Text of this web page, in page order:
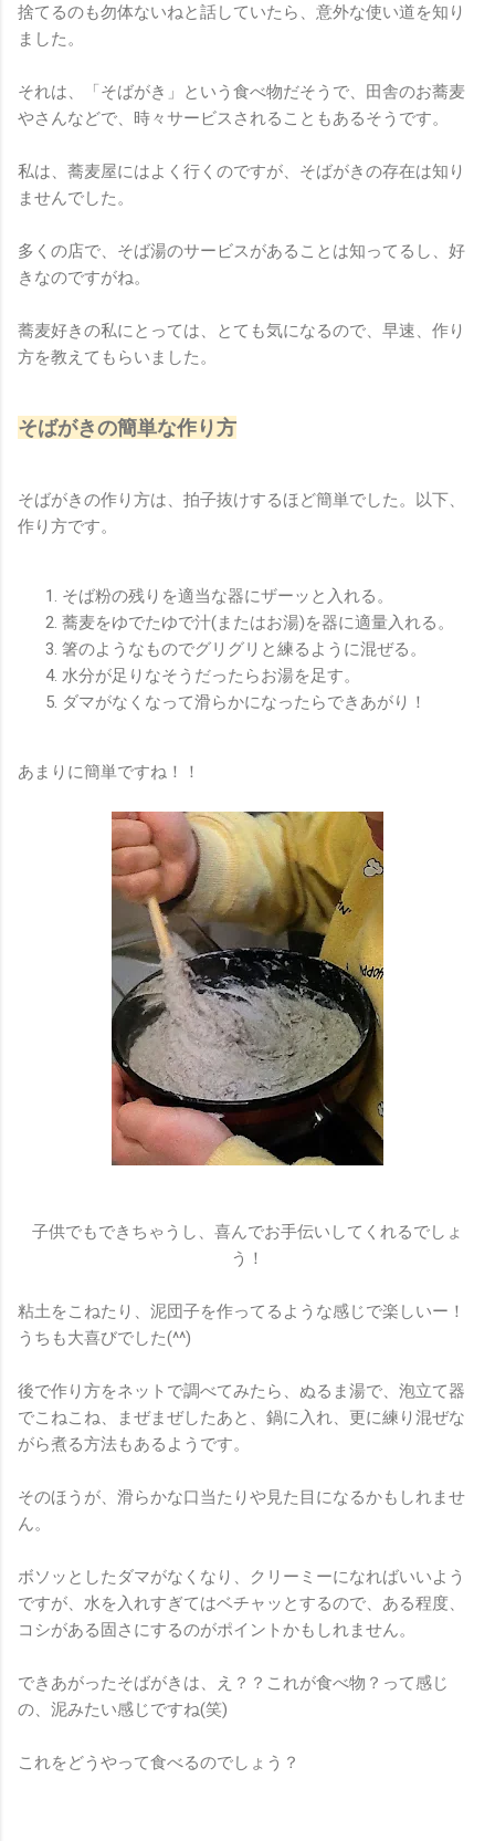
捨てるのも勿体ないねと話していたら、意外な使い道を知り
ました。
それは、「そばがき」という食べ物だそうで、田舎のお蕎麦
やさんなどで、時々サービスされることもあるそうです。
私は、蕎麦屋にはよく行くのですが、そばがきの存在は知り
ませんでした。
多くの店で、そば湯のサービスがあることは知ってるし、好
きなのですがね。
蕎麦好きの私にとっては、とても気になるので、早速、作り
方を教えてもらいました。
そばがきの簡単な作り方
そばがきの作り方は、拍子抜けするほど簡単でした。以下、
作り方です。
そば粉の残りを適当な器にザーッと入れる。
蕎麦をゆでたゆで汁(またはお湯)を器に適量入れる。
箸のようなものでグリグリと練るように混ぜる。
水分が足りなそうだったらお湯を足す。
ダマがなくなって滑らかになったらできあがり！
あまりに簡単ですね！！
子供でもできちゃうし、喜んでお手伝いしてくれるでしょ
う！
粘土をこねたり、泥団子を作ってるような感じで楽しいー！
うちも大喜びでした(^^)
後で作り方をネットで調べてみたら、ぬるま湯で、泡立て器
でこねこね、まぜまぜしたあと、鍋に入れ、更に練り混ぜな
がら煮る方法もあるようです。
そのほうが、滑らかな口当たりや見た目になるかもしれませ
ん。
ボソッとしたダマがなくなり、クリーミーになればいいよう
ですが、水を入れすぎてはベチャッとするので、ある程度、
コシがある固さにするのがポイントかもしれません。
できあがったそばがきは、え？？これが食べ物？って感じ
の、泥みたい感じですね(笑)
これをどうやって食べるのでしょう？